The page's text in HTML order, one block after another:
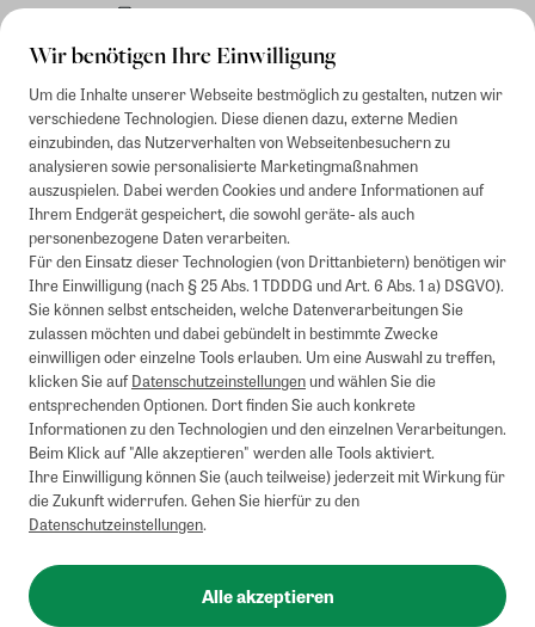
Wir benötigen Ihre Einwilligung
Um die Inhalte unserer Webseite bestmöglich zu gestalten, nutzen wir
verschiedene Technologien. Diese dienen dazu, externe Medien
einzubinden, das Nutzerverhalten von Webseitenbesuchern zu
analysieren sowie personalisierte Marketingmaßnahmen
auszuspielen. Dabei werden Cookies und andere Informationen auf
Ihrem Endgerät gespeichert, die sowohl geräte- als auch
personenbezogene Daten verarbeiten.
Für den Einsatz dieser Technologien (von Drittanbietern) benötigen wir
Ihre Einwilligung (nach § 25 Abs. 1 TDDDG und Art. 6 Abs. 1 a) DSGVO).
Sie können selbst entscheiden, welche Datenverarbeitungen Sie
zulassen möchten und dabei gebündelt in bestimmte Zwecke
einwilligen oder einzelne Tools erlauben. Um eine Auswahl zu treffen,
klicken Sie aufDatenschutzeinstellungenund wählen Sie die
entsprechenden Optionen. Dort finden Sie auch konkrete
Informationen zu den Technologien und den einzelnen Verarbeitungen.
Beim Klick auf "Alle akzeptieren" werden alle Tools aktiviert.
Ihre Einwilligung können Sie (auch teilweise) jederzeit mit Wirkung für
die Zukunft widerrufen. Gehen Sie hierfür zu den
Datenschutzeinstellungen.
Alle akzeptieren
Rechnung